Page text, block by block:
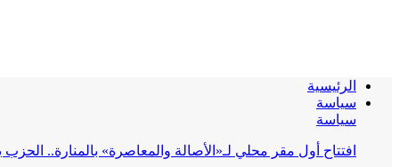
الرئيسية
سياسة
سياسة
افتتاح أول مقر محلي لـ«الأصالة والمعاصرة» بالمنارة..